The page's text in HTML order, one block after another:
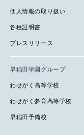
個人情報の取り扱い
各種証明書
プレスリリース
早稲田学園グループ
わせがく高等学校
わせがく夢育高等学校
早稲田予備校